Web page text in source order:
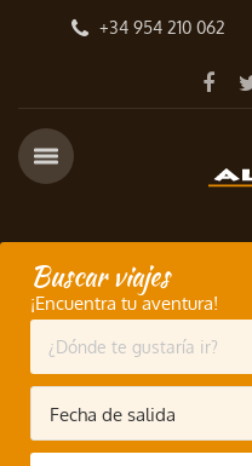
+34 954 210 062
Buscar viajes
¡Encuentra tu aventura!